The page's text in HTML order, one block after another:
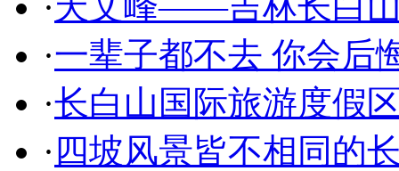
·一辈子都不去 你会
·长白山国际旅游度假
· 四坡风景皆不相同的